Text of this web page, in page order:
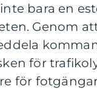
bara en
Genom
för
för